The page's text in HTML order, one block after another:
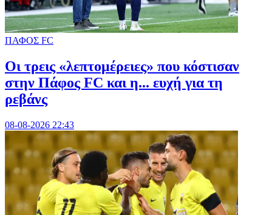
ΠΑΦΟΣ FC
Οι τρεις «λεπτομέρειες» που κόστισαν
στην Πάφος FC και η... ευχή για τη
ρεβάνς
08-08-2026 22:43